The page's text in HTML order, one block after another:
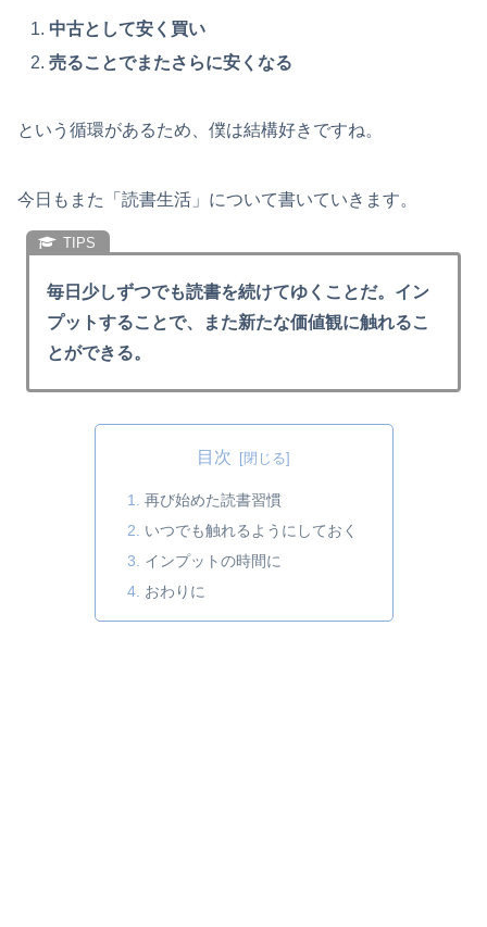
中古として安く買い
売ることでまたさらに安くなる
という循環があるため、僕は結構好きですね。
今日もまた「読書生活」について書いていきます。
毎日少しずつでも読書を続けてゆくことだ。イン
プットすることで、また新たな価値観に触れるこ
とができる。
目次
再び始めた読書習慣
いつでも触れるようにしておく
インプットの時間に
おわりに